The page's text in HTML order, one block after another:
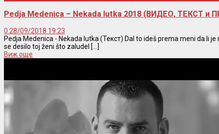
Pedja Medenica – Nekada lutka 2018 (ВИДЕО, ТЕКСТ и
0 28/09/2018 19:23
Pedja Medenica - Nekada lutka (Текст) Dal to ideš prema meni da li
se desilo toj ženi što zaludel [...]
Виж още